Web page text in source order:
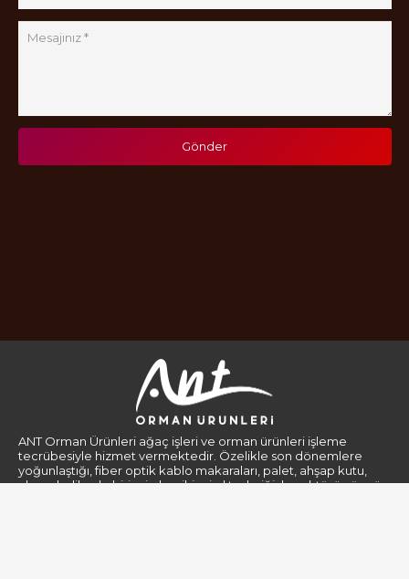
Gönder
ANT Orman Ürünleri ağaç işleri ve orman ürünleri işleme
tecrübesiyle hizmet vermektedir. Özelikle son dönemlere
yoğunlaştığı, fiber optik kablo makaraları, palet, ahşap kutu,
ahşap kolilerde birinci el ve ikinci el tedariğiyle sektörün öncü